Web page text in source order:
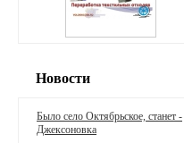
Новости
Было село Октябрьское, станет -
Джексоновка